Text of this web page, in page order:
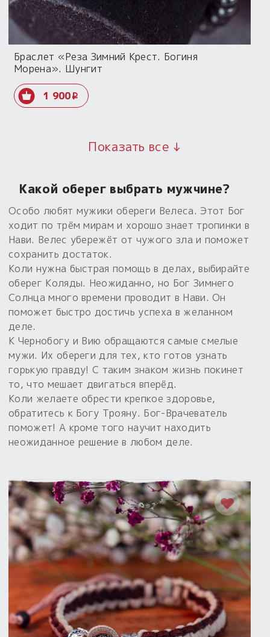
Браслет «Реза Зимний Крест. Богиня
Морена». Шунгит
1 900i
Показать все ↓
Какой оберег выбрать мужчине?
Особо любят мужики обереги Велеса. Этот Бог
ходит по трём мирам и хорошо знает тропинки в
Нави. Велес убережёт от чужого зла и поможет
сохранить достаток.
Коли нужна быстрая помощь в делах, выбирайте
оберег Коляды. Неожиданно, но Бог Зимнего
Солнца много времени проводит в Нави. Он
поможет быстро достичь успеха в желанном
деле.
К Чернобогу и Вию обращаются самые смелые
мужи. Их обереги для тех, кто готов узнать
горькую правду! С таким знаком жизнь покинет
то, что мешает двигаться вперёд.
Коли желаете обрести крепкое здоровье,
обратитесь к Богу Трояну. Бог-Врачеватель
поможет! А кроме того научит находить
неожиданное решение в любом деле.